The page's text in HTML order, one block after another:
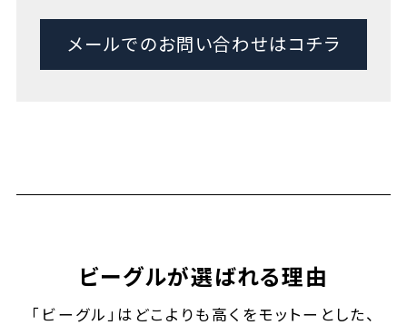
メールでのお問い合わせはコチラ
ビーグルが選ばれる理由
「ビーグル」はどこよりも高くをモットーとした、